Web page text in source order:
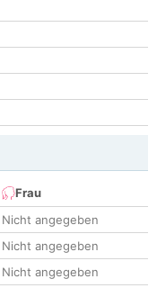
Frau
Nicht angegeben
Nicht angegeben
Nicht angegeben